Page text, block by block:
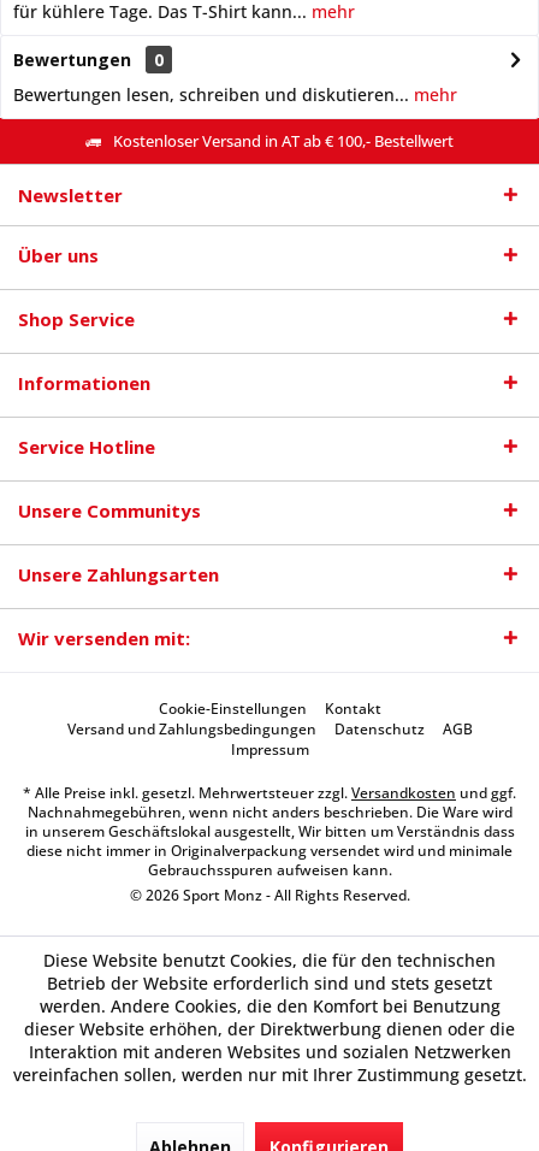
für kühlere Tage. Das T-Shirt kann... mehr
Bewertungen
0
Bewertungen lesen, schreiben und diskutieren... mehr
Kostenloser Versand in AT ab € 100,- Bestellwert
Newsletter
Über uns
Shop Service
Informationen
Service Hotline
Unsere Communitys
Unsere Zahlungsarten
Wir versenden mit:
Cookie-Einstellungen
Kontakt
Versand und Zahlungsbedingungen
Datenschutz
AGB
Impressum
* Alle Preise inkl. gesetzl. Mehrwertsteuer zzgl.Versandkosten und ggf.
Nachnahmegebühren, wenn nicht anders beschrieben. Die Ware wird
in unserem Geschäftslokal ausgestellt, Wir bitten um Verständnis dass
diese nicht immer in Originalverpackung versendet wird und minimale
Gebrauchsspuren aufweisen kann.
© 2026 Sport Monz - All Rights Reserved.
Diese Website benutzt Cookies, die für den technischen
Betrieb der Website erforderlich sind und stets gesetzt
werden. Andere Cookies, die den Komfort bei Benutzung
dieser Website erhöhen, der Direktwerbung dienen oder die
Interaktion mit anderen Websites und sozialen Netzwerken
vereinfachen sollen, werden nur mit Ihrer Zustimmung gesetzt.